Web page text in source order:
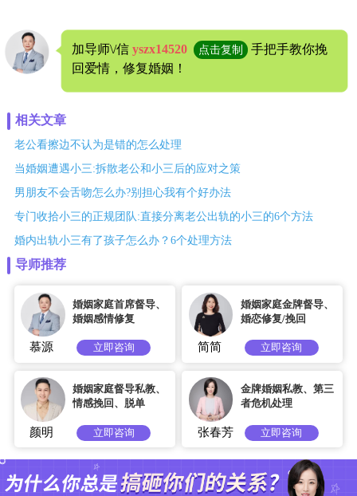
加导师\/信 yszx14520 点击复制
手把手教你挽
回爱情，修复婚姻！
相关文章
老公看擦边不认为是错的怎么处理
当婚姻遭遇小三:拆散老公和小三后的应对之策
男朋友不会舌吻怎么办?别担心我有个好办法
专门收拾小三的正规团队:直接分离老公出轨的小三的6个方法
婚内出轨小三有了孩子怎么办？6个处理方法
导师推荐
婚姻家庭首席督导、
婚姻感情修复
慕源 立即咨询
婚姻家庭金牌督导、
婚恋修复/挽回
简简 立即咨询
婚姻家庭督导私教、
情感挽回、脱单
颜明 立即咨询
金牌婚姻私教、第三
者危机处理
张春芳 立即咨询